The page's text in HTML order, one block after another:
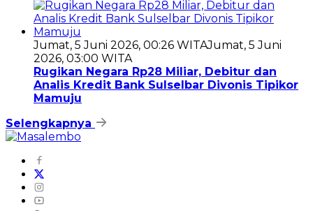
Jumat, 5 Juni 2026, 00:26 WITAJumat, 5 Juni
2026, 03:00 WITA
Rugikan Negara Rp28 Miliar, Debitur dan
Analis Kredit Bank Sulselbar Divonis Tipikor
Mamuju
Selengkapnya